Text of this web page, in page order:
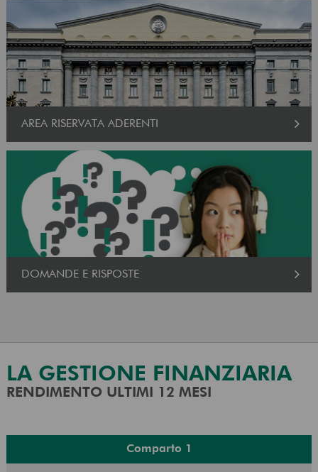
AREA RISERVATA ADERENTI
DOMANDE E RISPOSTE
LA GESTIONE FINANZIARIA
RENDIMENTO ULTIMI 12 MESI
Comparto 1